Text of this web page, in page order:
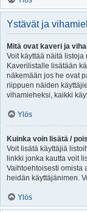
Ystävät ja
Mitä ovat kaveri ja
Voit käyttää näitä
Kaverilistalle lisätään
näkemään jos he ovat
riippuen näiden
vihamieheksi, kaikki
Ylös
Kuinka voin lisätä /
Voit lisätä käyttäjiä
linkki jonka kautta voit
Vaihtoehtoisesti omista
heidän käyttäjänimen.
Ylös